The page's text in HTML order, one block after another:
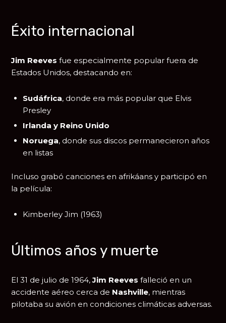
Éxito internacional
Jim Reeves fue especialmente popular fuera de
Estados Unidos, destacando en:
Sudáfrica, donde era más popular que Elvis
Presley
Irlanda y Reino Unido
Noruega, donde sus discos permanecieron años
en listas
Incluso grabó canciones en afrikáans y participó en
la película:
Kimberley Jim (1963)
Últimos años y muerte
El 31 de julio de 1964,Jim Reeves falleció en un
accidente aéreo cerca de Nashville, mientras
pilotaba su avión en condiciones climáticas adversas.